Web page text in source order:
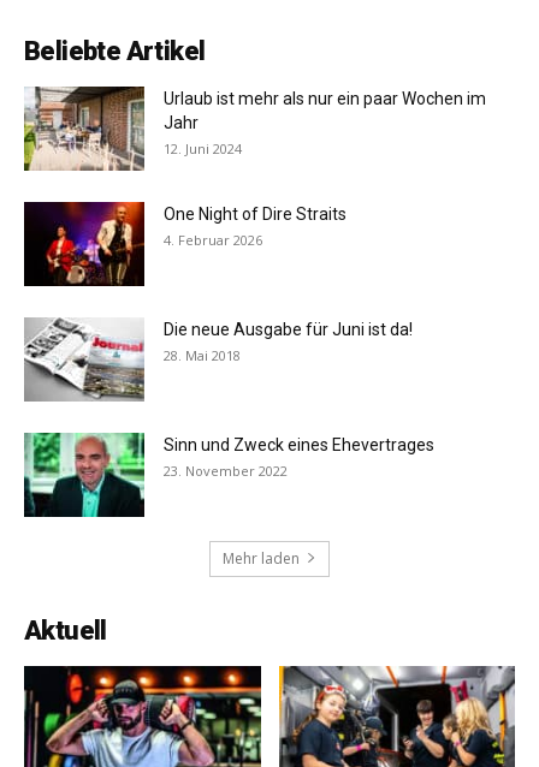
Beliebte Artikel
Urlaub ist mehr als nur ein paar Wochen im
Jahr
12. Juni 2024
One Night of Dire Straits
4. Februar 2026
Die neue Ausgabe für Juni ist da!
28. Mai 2018
Sinn und Zweck eines Ehevertrages
23. November 2022
Mehr laden
Aktuell